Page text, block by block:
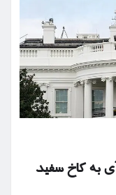
به کاخ سفید